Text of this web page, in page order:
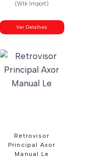
(Wtk Import)
Ver Detalhes
Retrovisor
Principal Axor
Manual Le